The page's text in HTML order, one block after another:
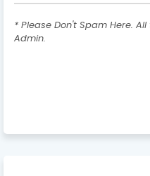
* Please Don't Spam Here.
Admin.